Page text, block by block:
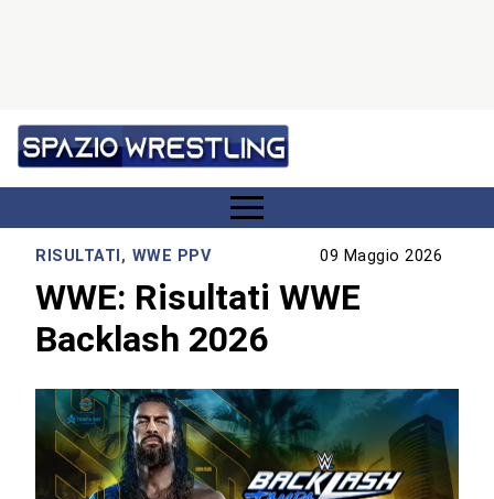
RISULTATI, WWE PPV 09 Maggio 2026
WWE: Risultati WWE
Backlash 2026